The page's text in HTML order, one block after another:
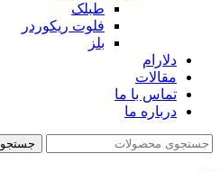
طبلک
فلوت ریکوردر
بلز
دلارام
مقالات
تماس با ما
درباره ما
جستجو